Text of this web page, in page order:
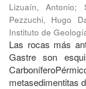
Lizuaín, Antonio;
Pezzuchi, Hugo
Instituto de
Las rocas más
Gastre son
metasedimentitas